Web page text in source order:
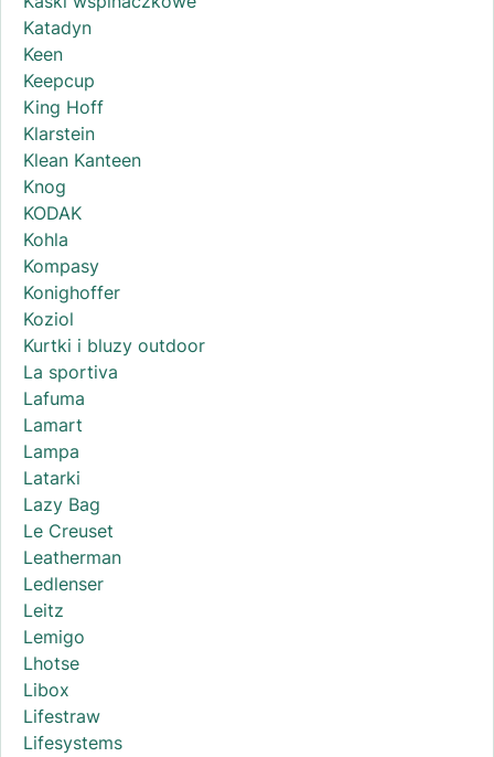
Katadyn
Keen
Keepcup
King Hoff
Klarstein
Klean Kanteen
Knog
KODAK
Kohla
Kompasy
Konighoffer
Koziol
Kurtki i bluzy outdoor
La sportiva
Lafuma
Lamart
Lampa
Latarki
Lazy Bag
Le Creuset
Leatherman
Ledlenser
Leitz
Lemigo
Lhotse
Libox
Lifestraw
Lifesystems